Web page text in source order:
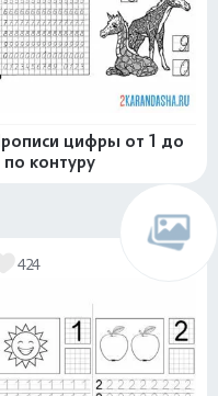
цифры от 1 до
по контуру
424